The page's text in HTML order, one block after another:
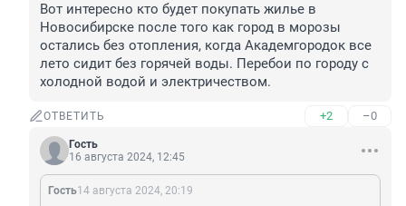
Вот интересно кто будет покупать жилье в
Новосибирске после того как город в морозы
остались без отопления, когда Академгородок все
лето сидит без горячей воды. Перебои по городу с
холодной водой и электричеством.
ОТВЕТИТЬ +2 –0
Гость
16 августа 2024, 12:45
Гость14 августа 2024, 20:19